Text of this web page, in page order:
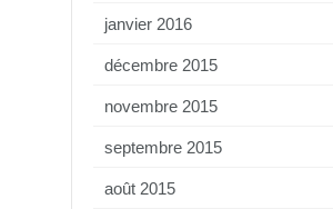
janvier 2016
décembre 2015
novembre 2015
septembre 2015
août 2015